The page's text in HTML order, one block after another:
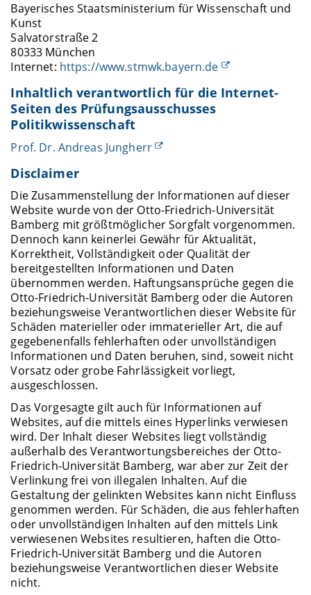
Bayerisches Staatsministerium für Wissenschaft und
Kunst
Salvatorstraße 2
80333 München
Internet: https://www.stmwk.bayern.de
Inhaltlich verantwortlich für die Internet-
Seiten des Prüfungsausschusses
Politikwissenschaft
Prof. Dr. Andreas Jungherr
Disclaimer
Die Zusammenstellung der Informationen auf dieser
Website wurde von der Otto-Friedrich-Universität
Bamberg mit größtmöglicher Sorgfalt vorgenommen.
Dennoch kann keinerlei Gewähr für Aktualität,
Korrektheit, Vollständigkeit oder Qualität der
bereitgestellten Informationen und Daten
übernommen werden. Haftungsansprüche gegen die
Otto-Friedrich-Universität Bamberg oder die Autoren
beziehungsweise Verantwortlichen dieser Website für
Schäden materieller oder immaterieller Art, die auf
gegebenenfalls fehlerhaften oder unvollständigen
Informationen und Daten beruhen, sind, soweit nicht
Vorsatz oder grobe Fahrlässigkeit vorliegt,
ausgeschlossen.
Das Vorgesagte gilt auch für Informationen auf
Websites, auf die mittels eines Hyperlinks verwiesen
wird. Der Inhalt dieser Websites liegt vollständig
außerhalb des Verantwortungsbereiches der Otto-
Friedrich-Universität Bamberg, war aber zur Zeit der
Verlinkung frei von illegalen Inhalten. Auf die
Gestaltung der gelinkten Websites kann nicht Einfluss
genommen werden. Für Schäden, die aus fehlerhaften
oder unvollständigen Inhalten auf den mittels Link
verwiesenen Websites resultieren, haften die Otto-
Friedrich-Universität Bamberg und die Autoren
beziehungsweise Verantwortlichen dieser Website
nicht.